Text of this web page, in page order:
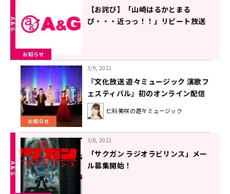
お知らせ
【お詫び】「山崎はるかとまる
ぴ・・・近っっ！！」リピート放送
お知らせ
3/9, 2021
『文化放送 遊々ミュージック 演歌フ
ェスティバル』初のオンライン配信
「お茶の間コンサート」開催！
仁科美咲の遊々ミュージック
3/8, 2021
「サクガン ラジオラビリンス」メー
ル募集開始！